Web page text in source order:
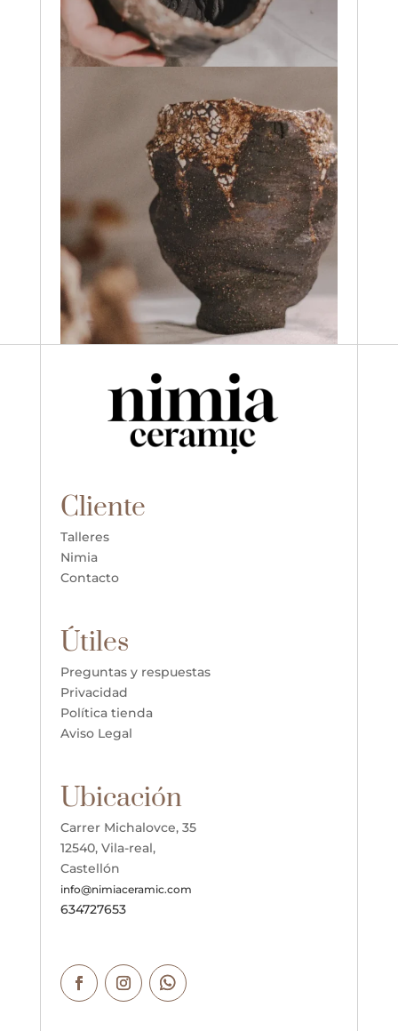
Cliente
Talleres
Nimia
Contacto
Útiles
Preguntas y respuestas
Privacidad
Política tienda
Aviso Legal
Ubicación
Carrer Michalovce, 35
12540, Vila-real,
Castellón
info@nimiaceramic.com
634727653